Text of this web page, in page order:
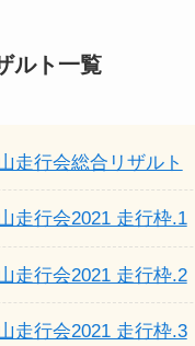
ルト一覧
走行会総合リザルト
走行会2021 走行枠.1
走行会2021 走行枠.2
走行会2021 走行枠.3